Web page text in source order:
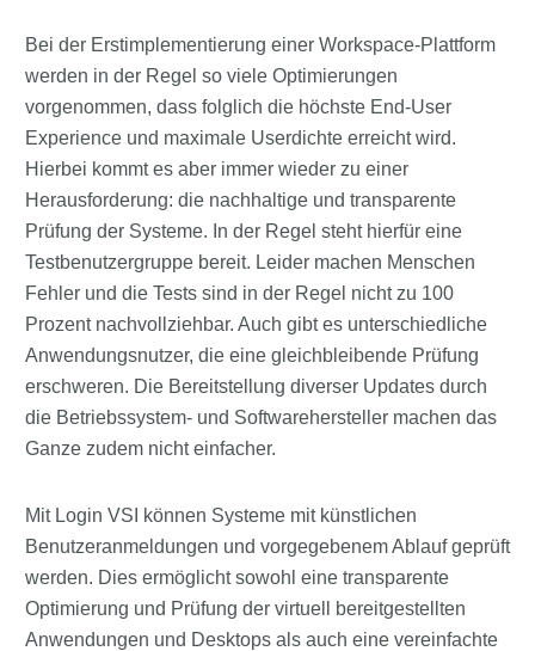
Bei der Erstimplementierung einer Workspace-Plattform
werden in der Regel so viele Optimierungen
vorgenommen, dass folglich die höchste End-User
Experience und maximale Userdichte erreicht wird.
Hierbei kommt es aber immer wieder zu einer
Herausforderung: die nachhaltige und transparente
Prüfung der Systeme. In der Regel steht hierfür eine
Testbenutzergruppe bereit. Leider machen Menschen
Fehler und die Tests sind in der Regel nicht zu 100
Prozent nachvollziehbar. Auch gibt es unterschiedliche
Anwendungsnutzer, die eine gleichbleibende Prüfung
erschweren. Die Bereitstellung diverser Updates durch
die Betriebssystem- und Softwarehersteller machen das
Ganze zudem nicht einfacher.
Mit Login VSI können Systeme mit künstlichen
Benutzeranmeldungen und vorgegebenem Ablauf geprüft
werden. Dies ermöglicht sowohl eine transparente
Optimierung und Prüfung der virtuell bereitgestellten
Anwendungen und Desktops als auch eine vereinfachte